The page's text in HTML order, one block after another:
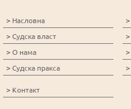
> Насловна
>Судска власт
>О нама
>Судска пракса
>
>
>
>
> Контакт